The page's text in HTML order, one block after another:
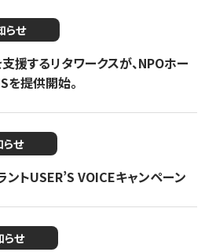
らせ
援するリタワークスが、NPOホー
提供開始。
らせ
ントUSER’S VOICEキャンペーン
らせ